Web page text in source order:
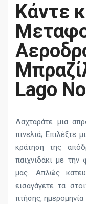
Κάντε
Lago
Λαχταράτε μια
πινελιά; Επιλέξτε
κράτηση της
παιχνιδάκι με
μας. Απλώς
εισαγάγετε τα
πτήσης,